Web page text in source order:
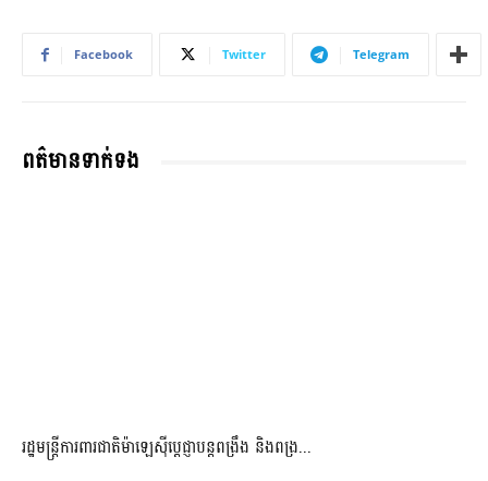
Facebook Twitter Telegram
ពត៌មានទាក់ទង
រដ្ឋមន្ត្រីការពារជាតិម៉ាឡេស៊ីប្ដេជ្ញាបន្តពង្រឹង និងពង្រ...